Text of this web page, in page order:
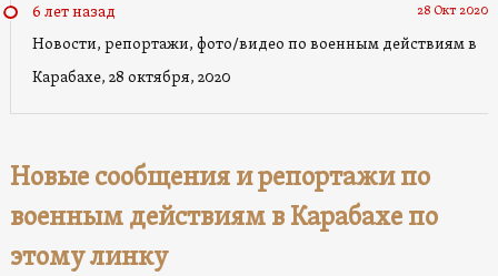
6 лет назад 28 Окт 2020
Новости, репортажи, фото/видео по военным действиям в
Карабахе, 28 октября, 2020
Новые сообщения и репортажи по
военным действиям в Карабахе по
этому линку